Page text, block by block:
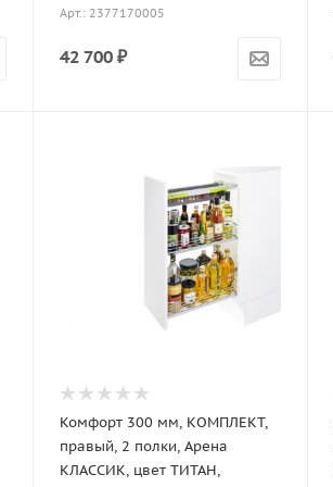
Арт.: 2377170005
42 700 ₽
Комфорт 300 мм, КОМПЛЕКТ,
правый, 2 полки, Арена
КЛАССИК, цвет ТИТАН,